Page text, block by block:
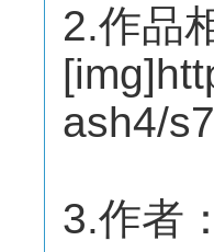
2.作品
ash4/
3.作者